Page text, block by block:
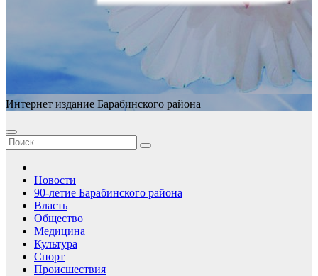
Интернет издание Барабинского района
Новости
90-летие Барабинского района
Власть
Общество
Медицина
Культура
Спорт
Происшествия